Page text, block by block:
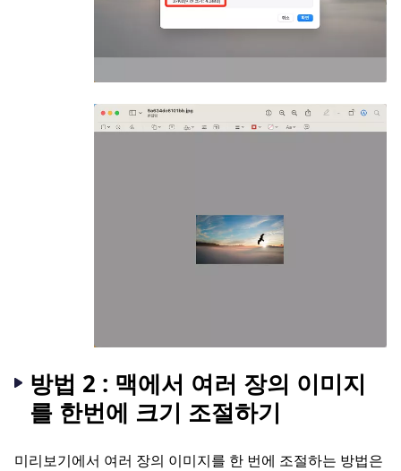
방법 2 : 맥에서 여러 장의 이미지
를 한번에 크기 조절하기
미리보기에서 여러 장의 이미지를 한 번에 조절하는 방법은